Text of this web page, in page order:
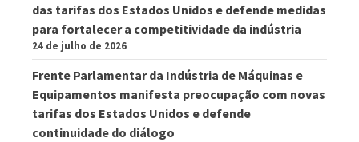
das tarifas dos Estados Unidos e defende medidas
para fortalecer a competitividade da indústria
24 de julho de 2026
Frente Parlamentar da Indústria de Máquinas e
Equipamentos manifesta preocupação com novas
tarifas dos Estados Unidos e defende
continuidade do diálogo